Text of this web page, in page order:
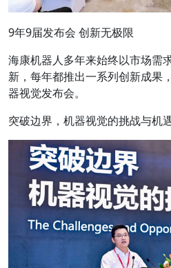
9年9届发布会 创新无极限
海康机器人多年来始终以市场需
新，每年都推出一系列创新成果
器视觉发布会。
突破边界，机器视觉的挑战与机